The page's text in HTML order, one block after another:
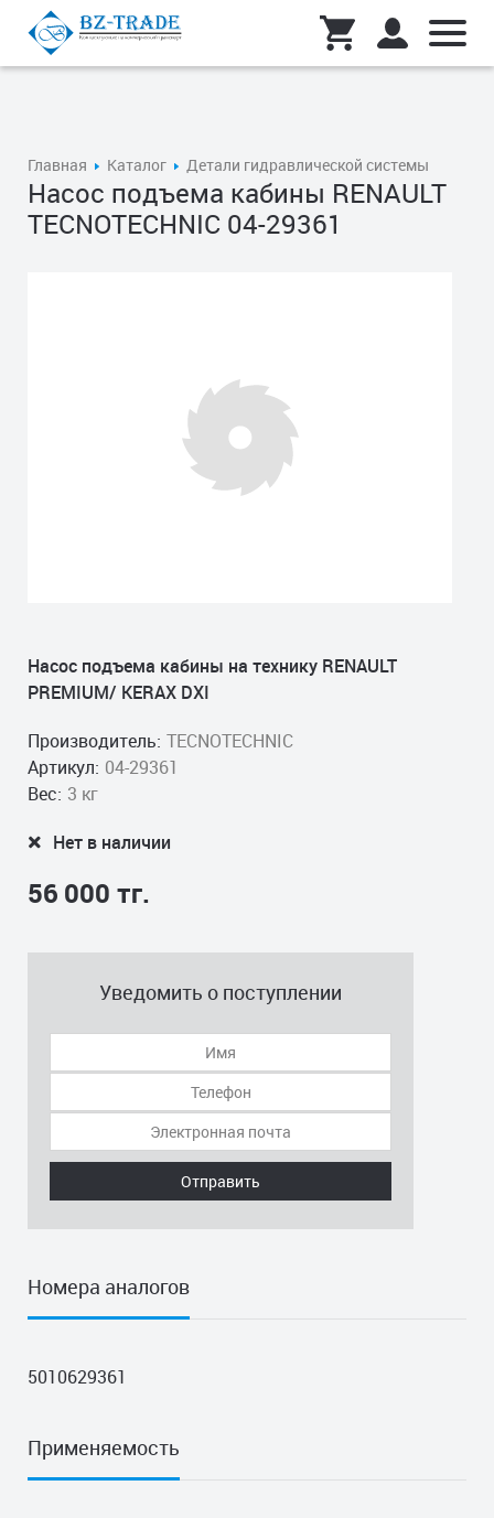
Главная Каталог Детали гидравлической системы
Насос подъема кабины RENAULT
TECNOTECHNIC 04-29361
Насос подъема кабины на технику RENAULT
PREMIUM/ KERAX DXI
Производитель: TECNOTECHNIC
Артикул: 04-29361
Вес: 3 кг
Нет в наличии
56 000 тг.
Уведомить о поступлении
Отправить
Номера аналогов
5010629361
Применяемость